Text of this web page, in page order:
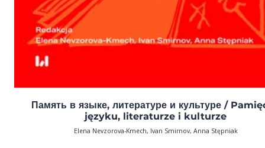
Память в языке, литературе и культуре /
języku, literaturze i kulturze
Elena Nevzorova-Kmech, Ivan Smirnov, Anna Stępniak